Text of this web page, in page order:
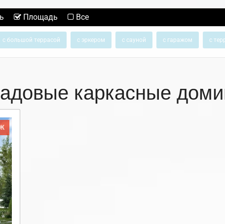
Площадь Все
с большой террасой с эркером с сауной с гаражом с
каркасные